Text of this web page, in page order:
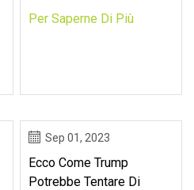
Per Saperne Di Più
Sep 01, 2023
Ecco Come Trump
Potrebbe Tentare Di